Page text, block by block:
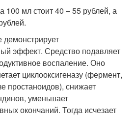
100 мл стоит 40 – 55 рублей, а
демонстрирует
эффект. Средство подавляет
воспаление. Оно
циклооксигеназу (фермент,
простаноидов), снижает
уменьшает
окончаний. Тогда исчезает